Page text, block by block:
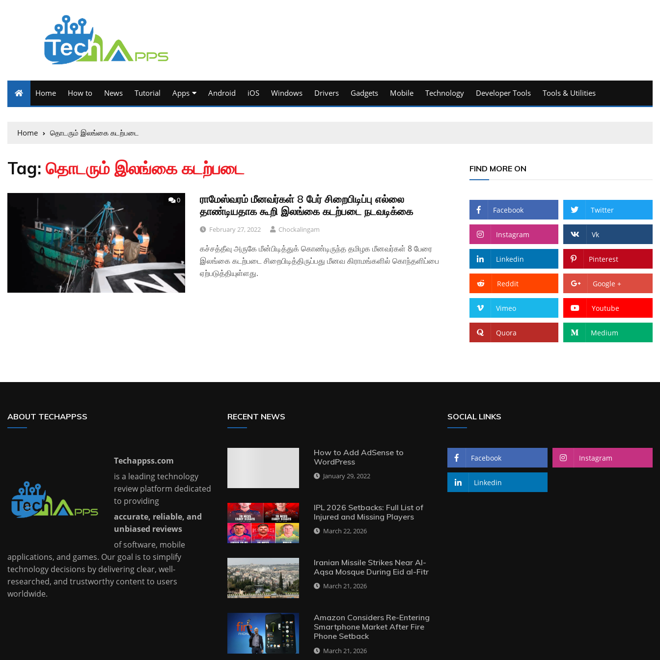
Home How to News Tutorial Apps Android iOS Windows Drivers Gadgets Mobile Technology Developer Tools Tools & Utilities
Home தொடரும் இலங்கை கடற்படை
Tag: தொடரும் இலங்கை கடற்படை
0
ராமேஸ்வரம் மீனவர்கள் 8 பேர் சிறைபிடிப்பு எல்லை
தாண்டியதாக கூறி இலங்கை கடற்படை நடவடிக்கை
February 27, 2022 Chockalingam
கச்சத்தீவு அருகே மீன்பிடித்துக் கொண்டிருந்த தமிழக மீனவர்கள் 8 பேரை
இலங்கை கடற்படை சிறைபிடித்திருப்பது மீனவ கிராமங்களில் கொந்தளிப்பை
ஏற்படுத்தியுள்ளது.
FIND MORE ON
Facebook Twitter
Instagram Vk
Linkedin Pinterest
Reddit Google +
Vimeo Youtube
Quora Medium
ABOUT TECHAPPSS
Techappss.com
is a leading technology
review platform dedicated
to providing
accurate, reliable, and
unbiased reviews
of software, mobile
applications, and games. Our goal is to simplify
technology decisions by delivering clear, well-
researched, and trustworthy content to users
worldwide.
RECENT NEWS
How to Add AdSense to
WordPress
January 29, 2022
IPL 2026 Setbacks: Full List of
Injured and Missing Players
March 22, 2026
Iranian Missile Strikes Near Al-
Aqsa Mosque During Eid al-Fitr
March 21, 2026
Amazon Considers Re-Entering
Smartphone Market After Fire
Phone Setback
March 21, 2026
SOCIAL LINKS
Facebook Instagram
Linkedin